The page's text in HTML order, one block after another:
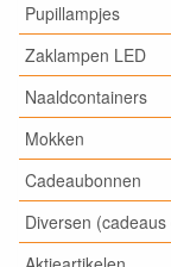
Pupillampjes
Zaklampen LED
Naaldcontainers
Mokken
Cadeaubonnen
Diversen (cadeaus